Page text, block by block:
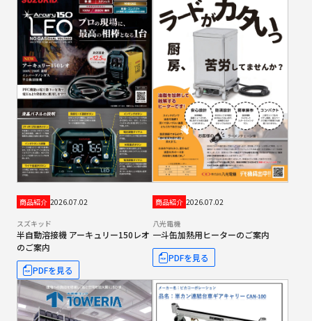
商品紹介 2026.07.02
スズキッド
半自動溶接機 アーキュリー150レオ
のご案内
PDFを見る
商品紹介 2026.07.02
八光電機
一斗缶加熱用ヒーターのご案内
PDFを見る